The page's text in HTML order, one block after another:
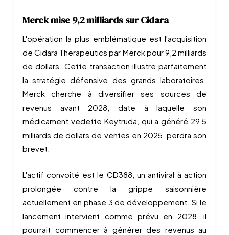
Merck mise 9,2 milliards sur Cidara
L'opération la plus emblématique est l'acquisition
de Cidara Therapeutics par Merck pour 9,2 milliards
de dollars. Cette transaction illustre parfaitement
la stratégie défensive des grands laboratoires.
Merck cherche à diversifier ses sources de
revenus avant 2028, date à laquelle son
médicament vedette Keytruda, qui a généré 29,5
milliards de dollars de ventes en 2025, perdra son
brevet.
L'actif convoité est le CD388, un antiviral à action
prolongée contre la grippe saisonnière
actuellement en phase 3 de développement. Si le
lancement intervient comme prévu en 2028, il
pourrait commencer à générer des revenus au